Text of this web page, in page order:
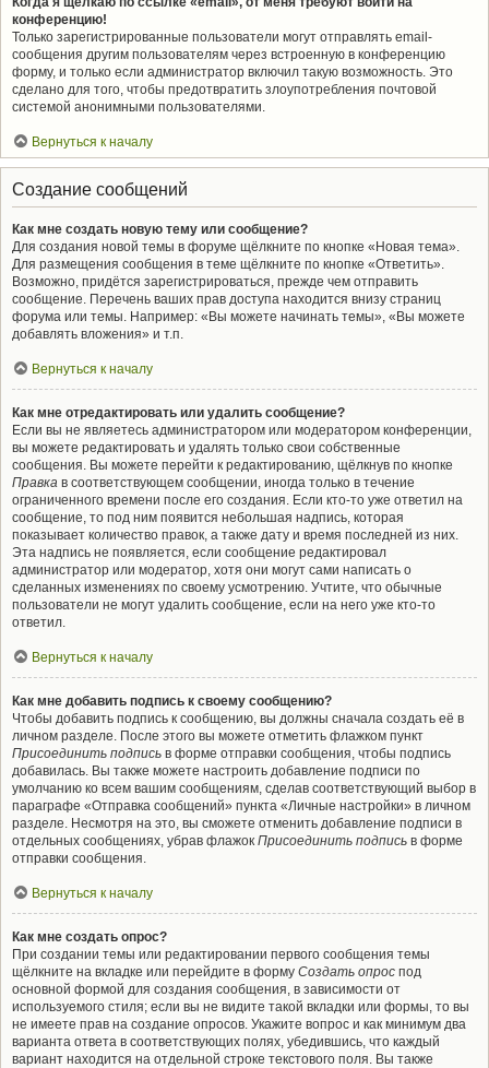
конференцию!
Только зарегистрированные пользователи могут отправлять email-
сообщения другим пользователям через встроенную в конференцию
форму, и только если администратор включил такую возможность. Это
сделано для того, чтобы предотвратить злоупотребления почтовой
системой анонимными пользователями.
Вернуться к началу
Создание сообщений
Как мне создать новую тему или сообщение?
Для создания новой темы в форуме щёлкните по кнопке «Новая тема».
Для размещения сообщения в теме щёлкните по кнопке «Ответить».
Возможно, придётся зарегистрироваться, прежде чем отправить
сообщение. Перечень ваших прав доступа находится внизу страниц
форума или темы. Например: «Вы можете начинать темы», «Вы можете
добавлять вложения» и т.п.
Вернуться к началу
Как мне отредактировать или удалить сообщение?
Если вы не являетесь администратором или модератором конференции,
вы можете редактировать и удалять только свои собственные
сообщения. Вы можете перейти к редактированию, щёлкнув по кнопке
Правка в соответствующем сообщении, иногда только в течение
ограниченного времени после его создания. Если кто-то уже ответил на
сообщение, то под ним появится небольшая надпись, которая
показывает количество правок, а также дату и время последней из них.
Эта надпись не появляется, если сообщение редактировал
администратор или модератор, хотя они могут сами написать о
сделанных изменениях по своему усмотрению. Учтите, что обычные
пользователи не могут удалить сообщение, если на него уже кто-то
ответил.
Вернуться к началу
Как мне добавить подпись к своему сообщению?
Чтобы добавить подпись к сообщению, вы должны сначала создать её в
личном разделе. После этого вы можете отметить флажком пункт
Присоединить подпись в форме отправки сообщения, чтобы подпись
добавилась. Вы также можете настроить добавление подписи по
умолчанию ко всем вашим сообщениям, сделав соответствующий выбор в
параграфе «Отправка сообщений» пункта «Личные настройки» в личном
разделе. Несмотря на это, вы сможете отменить добавление подписи в
отдельных сообщениях, убрав флажок Присоединить подпись в форме
отправки сообщения.
Вернуться к началу
Как мне создать опрос?
При создании темы или редактировании первого сообщения темы
щёлкните на вкладке или перейдите в форму Создать опрос под
основной формой для создания сообщения, в зависимости от
используемого стиля; если вы не видите такой вкладки или формы, то вы
не имеете прав на создание опросов. Укажите вопрос и как минимум два
варианта ответа в соответствующих полях, убедившись, что каждый
вариант находится на отдельной строке текстового поля. Вы также